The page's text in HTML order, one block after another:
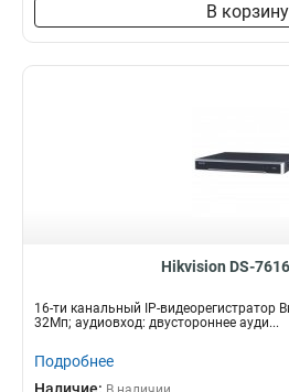
В корзину
Hikvision DS-
16-ти канальный IP-видеорегистратор
32Мп; аудиовход: двустороннее ауди...
Подробнее